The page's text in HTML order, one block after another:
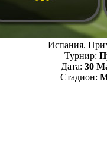
Испания.
Турнир:
Дата: 30
Стадион: